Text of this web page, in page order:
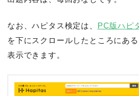
なお、ハピタス検定は、
PC版ハピ
を下にスクロールしたところにある
表示できます。